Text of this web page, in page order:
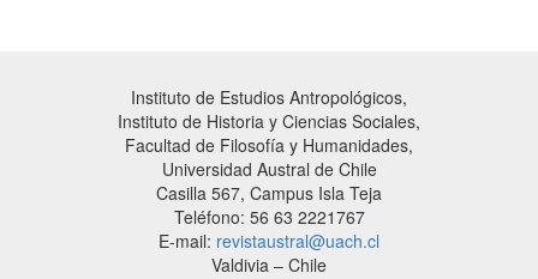
Instituto de Estudios Antropológicos,
Instituto de Historia y Ciencias Sociales,
Facultad de Filosofía y Humanidades,
Universidad Austral de Chile
Casilla 567, Campus Isla Teja
Teléfono: 56 63 2221767
E-mail: revistaustral@uach.cl
Valdivia – Chile